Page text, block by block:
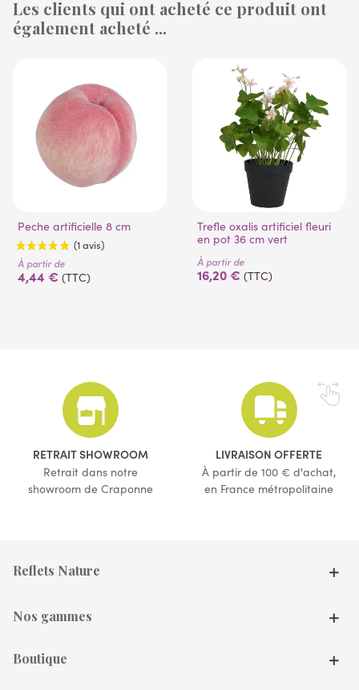
Les clients qui ont acheté ce produit ont
également acheté ...
Peche artificielle 8 cm
(1 avis)
À partir de
4,44 € (TTC)
Trefle oxalis artificiel fleuri
en pot 36 cm vert
À partir de
16,20 € (TTC)
RETRAIT SHOWROOM
Retrait dans notre
showroom de Craponne
LIVRAISON OFFERTE
À partir de 100 € d'achat,
en France métropolitaine
Reflets Nature
Nos gammes
Boutique